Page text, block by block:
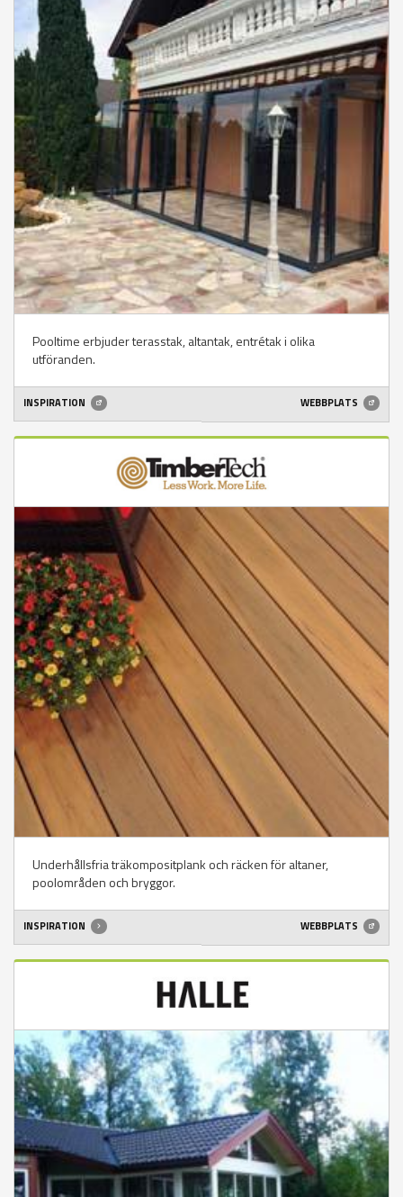
Pooltime erbjuder terasstak, altantak, entrétak i olika
utföranden.
INSPIRATION WEBBPLATS
Underhållsfria träkompositplank och räcken för altaner,
poolområden och bryggor.
INSPIRATION WEBBPLATS